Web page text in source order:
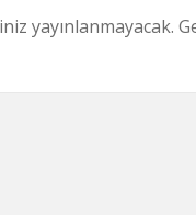
yayınlanmayacak.